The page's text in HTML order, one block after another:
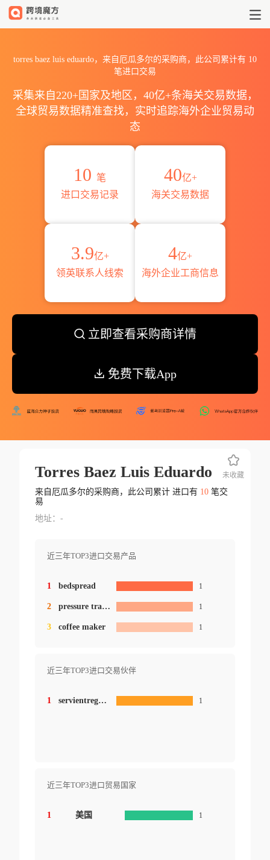
torres baez luis eduardo，来自厄瓜多尔的采购商，此公司累计有 10
笔进口交易
采集来自220+国家及地区，40亿+条海关交易数据，
全球贸易数据精准查找，实时追踪海外企业贸易动
态
10 笔
进口交易记录
40亿+
海关交易数据
3.9亿+
领英联系人线索
4亿+
海外企业工商信息
立即查看采购商详情
免费下载App
Torres Baez Luis Eduardo
来自厄瓜多尔的采购商，此公司累计 进口有 10笔交
易
地址：-
近三年TOP3进口交易产品
1 bedspread 1
2 pressure transmitter 1
3 coffee maker 1
近三年TOP3进口交易伙伴
1 servientrega international 1
近三年TOP3进口贸易国家
1 美国 1
未收藏